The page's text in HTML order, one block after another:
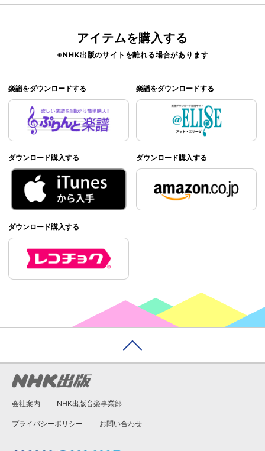
アイテムを購入する
※NHK出版のサイトを離れる場合があります
楽譜をダウンロードする 楽譜をダウンロードする
ダウンロード購入する ダウンロード購入する
ダウンロード購入する
会社案内 NHK出版音楽事業部
プライバシーポリシー お問い合わせ